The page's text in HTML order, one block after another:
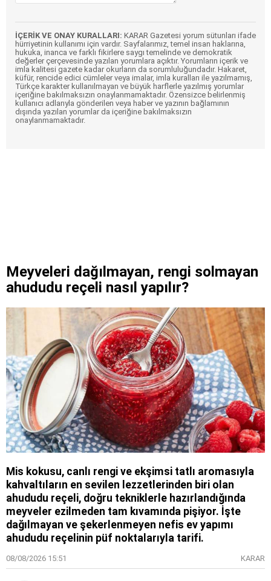
İÇERİK VE ONAY KURALLARI: KARAR Gazetesi yorum sütunları ifade
hürriyetinin kullanımı için vardır. Sayfalarımız, temel insan haklarına,
hukuka, inanca ve farklı fikirlere saygı temelinde ve demokratik
değerler çerçevesinde yazılan yorumlara açıktır. Yorumların içerik ve
imla kalitesi gazete kadar okurların da sorumluluğundadır. Hakaret,
küfür, rencide edici cümleler veya imalar, imla kuralları ile yazılmamış,
Türkçe karakter kullanılmayan ve büyük harflerle yazılmış yorumlar
içeriğine bakılmaksızın onaylanmamaktadır. Özensizce belirlenmiş
kullanıcı adlarıyla gönderilen veya haber ve yazının bağlamının
dışında yazılan yorumlar da içeriğine bakılmaksızın
onaylanmamaktadır.
Meyveleri dağılmayan, rengi solmayan
ahududu reçeli nasıl yapılır?
Mis kokusu, canlı rengi ve ekşimsi tatlı aromasıyla
kahvaltıların en sevilen lezzetlerinden biri olan
ahududu reçeli, doğru tekniklerle hazırlandığında
meyveler ezilmeden tam kıvamında pişiyor. İşte
dağılmayan ve şekerlenmeyen nefis ev yapımı
ahududu reçelinin püf noktalarıyla tarifi.
08/08/2026 15:51 KARAR